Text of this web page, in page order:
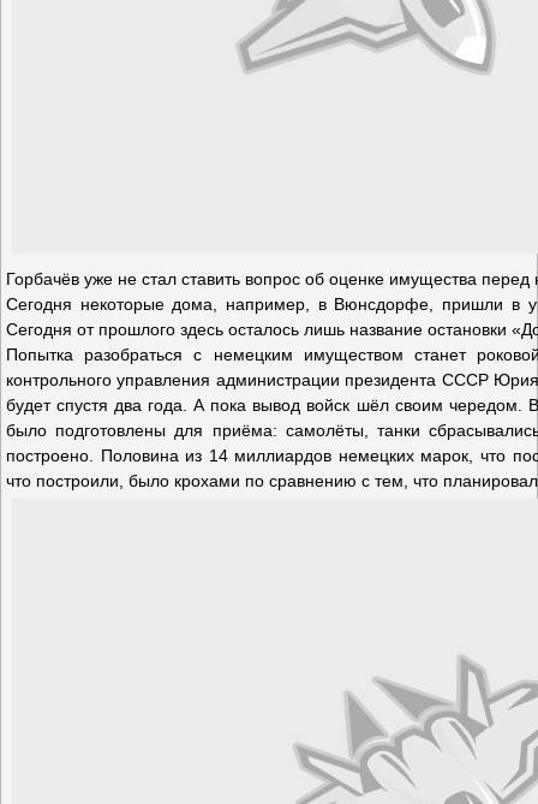
Горбачёв уже не стал ставить вопрос об оценке имущества
Сегодня некоторые дома, например, в Вюнсдорфе, пришли в
Сегодня от прошлого здесь осталось лишь название остановки
Попытка разобраться с немецким имуществом станет
контрольного управления администрации президента СССР
будет спустя два года. А пока вывод войск шёл своим
было подготовлены для приёма: самолёты, танки
построено. Половина из 14 миллиардов немецких марок, что
что построили, было крохами по сравнению с тем, что